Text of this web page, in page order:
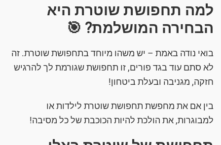
למה תחפושת שוטרת היא
הבחירה המושלמת? 🎯
בואי נודה באמת – יש משהו מיוחד בתחפושת שוטרת. זה
לא סתם עוד בגד פורים, זו תחפושת שגורמת לך להרגיש
חזקה, מגניבה ובעלת ביטחון!
בין אם את מחפשת תחפושת שוטרת לילדות או
למבוגרות, את הולכת להיות הכוכבת של כל מסיבה!